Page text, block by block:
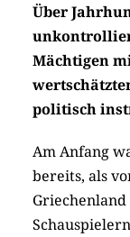
Über
Mächtigen
politisch
Am Anfang
bereits, als